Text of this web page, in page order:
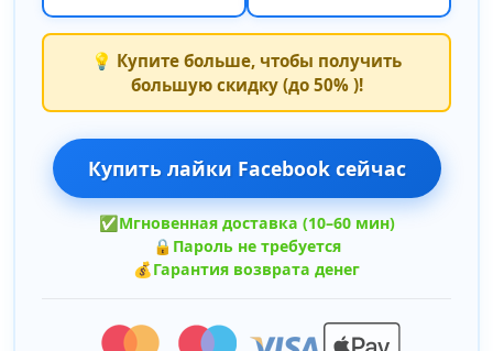
💡 Купите больше, чтобы получить
большую скидку (до 50% )!
Купить лайки Facebook сейчас
✅Мгновенная доставка (10–60 мин)
🔒 Пароль не требуется
💰Гарантия возврата денег